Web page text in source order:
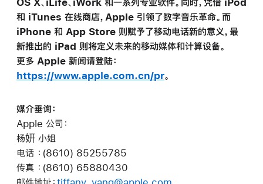
OS X、iLife、iWork 和一系列专业软件。同时，凭借 iPod
和 iTunes 在线商店，Apple 引领了数字音乐革命。而
iPhone 和 App Store 则赋予了移动电话新的意义，最
新推出的 iPad 则将定义未来的移动媒体和计算设备。
更多 Apple 新闻请登陆：
https://www.apple.com.cn/pr。
媒介垂询：
Apple 公司：
杨妍 小姐
电话 ：(8610) 85255785
传真 ：(8610) 65880430
邮件地址： tiffany_yang@apple.com